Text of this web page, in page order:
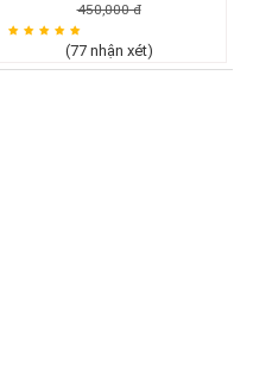
450,000 đ
(77 nhận xét)